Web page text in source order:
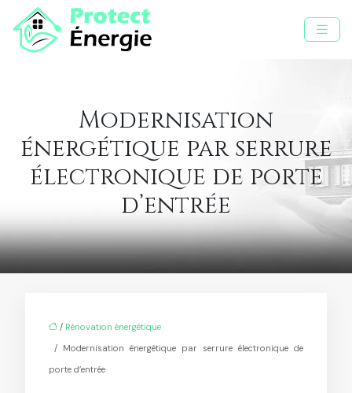
Modernisation
énergétique par serrure
électronique de porte
d’entrée
/ Rénovation énergétique
/ Modernisation énergétique par serrure électronique de
porte d’entrée